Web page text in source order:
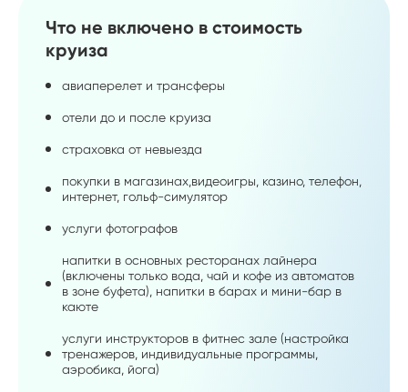
Что не включено в стоимость
круиза
авиаперелет и трансферы
отели до и после круиза
страховка от невыезда
покупки в магазинах,видеоигры, казино, телефон,
интернет, гольф-симулятор
услуги фотографов
напитки в основных ресторанах лайнера
(включены только вода, чай и кофе из автоматов
в зоне буфета), напитки в барах и мини-бар в
каюте
услуги инструкторов в фитнес зале (настройка
тренажеров, индивидуальные программы,
аэробика, йога)